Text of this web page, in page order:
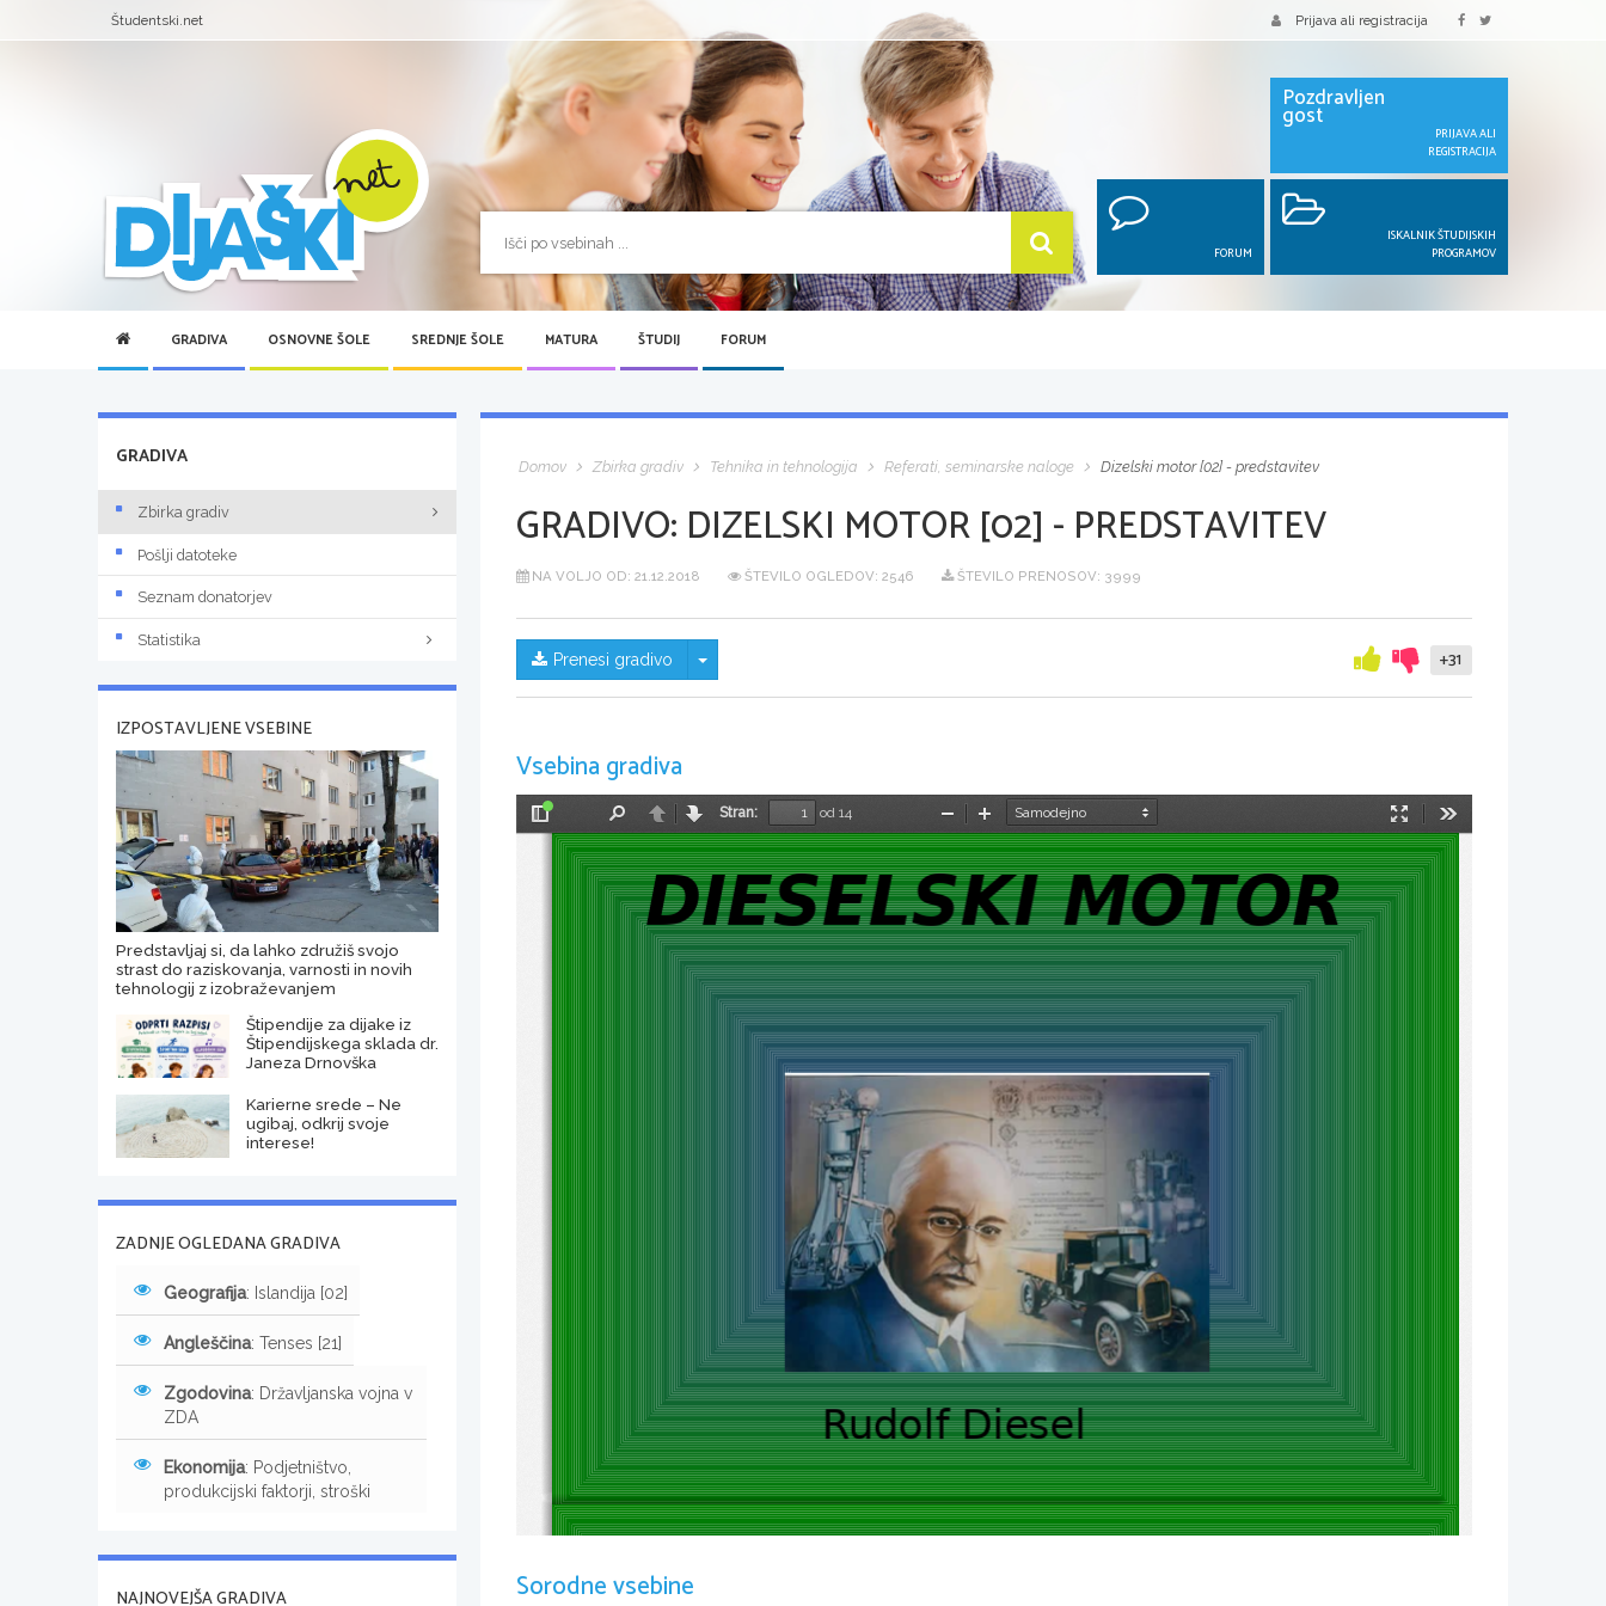
Študentski.net Prijava ali registracija
Pozdravljen
gost
PRIJAVA ALI
REGISTRACIJA
FORUM
ISKALNIK ŠTUDIJSKIH
PROGRAMOV
GRADIVA OSNOVNE ŠOLE SREDNJE ŠOLE MATURA ŠTUDIJ FORUM
Domov Zbirka gradiv Tehnika in tehnologija Referati, seminarske naloge Dizelski motor [02] - predstavitev
GRADIVO: DIZELSKI MOTOR [02] - PREDSTAVITEV
NA VOLJO OD: 21.12.2018 ŠTEVILO OGLEDOV: 2546 ŠTEVILO PRENOSOV: 3999
Prenesi gradivo Skrij/prikaži meni +31
Vsebina gradiva
Preklopi
stransko
vrstico
NazajNaprej
Stran:
od 14
Način
predstavitve
PomanjšajPovečaj
Rudolf Diesel
DIESELSKI MOTOR
Sorodne vsebine
GRADIVA
Zbirka gradiv
Pošlji datoteke
Seznam donatorjev
Statistika
IZPOSTAVLJENE VSEBINE
Predstavljaj si, da lahko združiš svojo
strast do raziskovanja, varnosti in novih
tehnologij z izobraževanjem
Štipendije za dijake iz
Štipendijskega sklada dr.
Janeza Drnovška
Karierne srede – Ne
ugibaj, odkrij svoje
interese!
ZADNJE OGLEDANA GRADIVA
Geografija: Islandija [02]
Angleščina: Tenses [21]
Zgodovina: Državljanska vojna v
ZDA
Ekonomija: Podjetništvo,
produkcijski faktorji, stroški
NAJNOVEJŠA GRADIVA